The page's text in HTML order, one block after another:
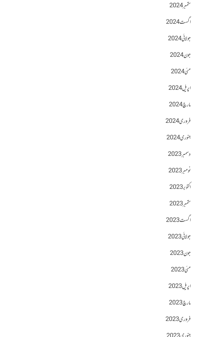
ستمبر 2024
اگست 2024
جولائی 2024
جون 2024
مئی 2024
اپریل 2024
مارچ 2024
فروری 2024
جنوری 2024
دسمبر 2023
نومبر 2023
اکتوبر 2023
ستمبر 2023
اگست 2023
جولائی 2023
جون 2023
مئی 2023
اپریل 2023
مارچ 2023
فروری 2023